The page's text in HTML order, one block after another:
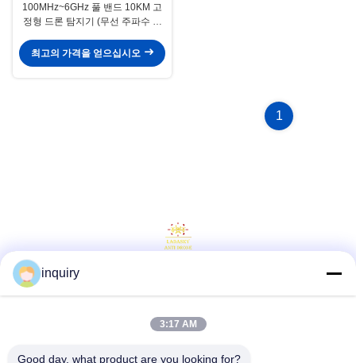
100MHz~6GHz 풀 밴드 10KM 고
정형 드론 탐지기 (무선 주파수 고
최고의 가격을 얻으십시오
1
빠른 연락
inquiry
3:17 AM
Good day, what product are you looking for?